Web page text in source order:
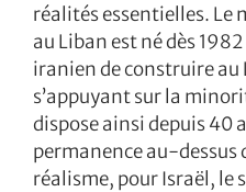
réalités essentielles. Le
au Liban est né dès
iranien de construire
s’appuyant sur la
dispose ainsi depuis 40
permanence au-dessus
réalisme, pour Israël, le